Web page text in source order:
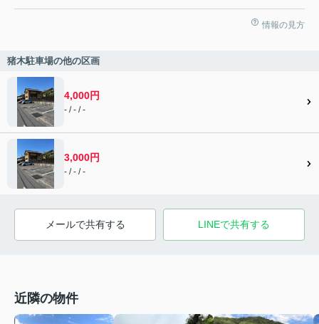
情報の見方
猪木駐車場の他の区画
4,000円
- / - / -
3,000円
- / - / -
メールで共有する LINEで共有する
近隣の物件